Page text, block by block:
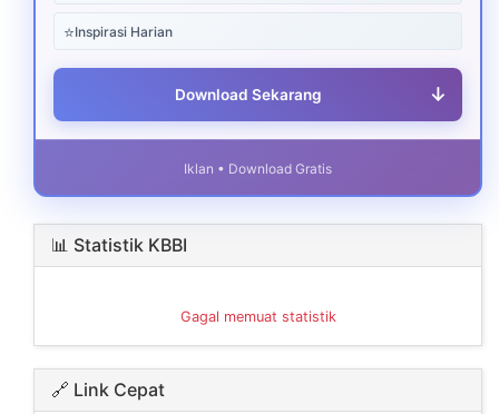
⭐Inspirasi Harian
Download Sekarang ↓
Iklan • Download Gratis
📊 Statistik KBBI
Gagal memuat statistik
🔗 Link Cepat